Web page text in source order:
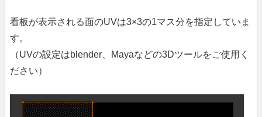
看板が表示される面のUVは3×3の1マス分を指定していま
す。
（UVの設定はblender、Mayaなどの3Dツールをご使用く
ださい）